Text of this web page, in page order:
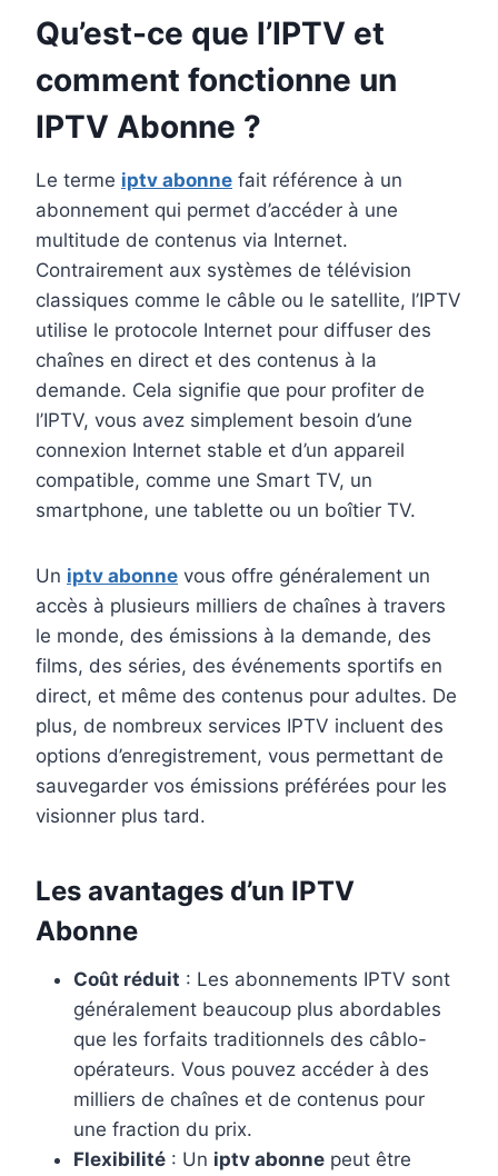
Qu’est-ce que l’IPTV et
comment fonctionne un
IPTV Abonne ?
Le terme iptv abonne fait référence à un
abonnement qui permet d’accéder à une
multitude de contenus via Internet.
Contrairement aux systèmes de télévision
classiques comme le câble ou le satellite, l’IPTV
utilise le protocole Internet pour diffuser des
chaînes en direct et des contenus à la
demande. Cela signifie que pour profiter de
l’IPTV, vous avez simplement besoin d’une
connexion Internet stable et d’un appareil
compatible, comme une Smart TV, un
smartphone, une tablette ou un boîtier TV.
Un iptv abonne vous offre généralement un
accès à plusieurs milliers de chaînes à travers
le monde, des émissions à la demande, des
films, des séries, des événements sportifs en
direct, et même des contenus pour adultes. De
plus, de nombreux services IPTV incluent des
options d’enregistrement, vous permettant de
sauvegarder vos émissions préférées pour les
visionner plus tard.
Les avantages d’un IPTV
Abonne
Coût réduit : Les abonnements IPTV sont
généralement beaucoup plus abordables
que les forfaits traditionnels des câblo-
opérateurs. Vous pouvez accéder à des
milliers de chaînes et de contenus pour
une fraction du prix.
Flexibilité : Un iptv abonne peut être